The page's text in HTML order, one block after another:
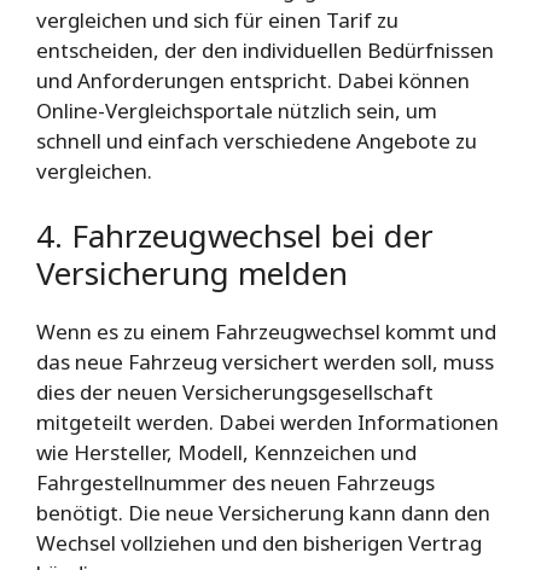
vergleichen und sich für einen Tarif zu
entscheiden, der den individuellen Bedürfnissen
und Anforderungen entspricht. Dabei können
Online-Vergleichsportale nützlich sein, um
schnell und einfach verschiedene Angebote zu
vergleichen.
4. Fahrzeugwechsel bei der
Versicherung melden
Wenn es zu einem Fahrzeugwechsel kommt und
das neue Fahrzeug versichert werden soll, muss
dies der neuen Versicherungsgesellschaft
mitgeteilt werden. Dabei werden Informationen
wie Hersteller, Modell, Kennzeichen und
Fahrgestellnummer des neuen Fahrzeugs
benötigt. Die neue Versicherung kann dann den
Wechsel vollziehen und den bisherigen Vertrag